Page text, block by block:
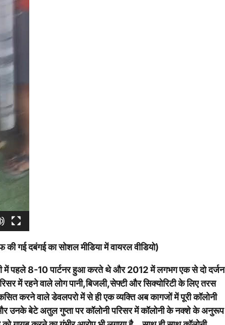
गई दबंगई का सोशल मीडिया में वायरल वीडियो)
में पहले 8-10 पार्टनर हुआ करते थे और 2012 में लगभग एक से दो दर्जन
में रहने वाले लोग पानी,बिजली,सेफ्टी और सिक्योरिटी के लिए तरस
करने वाले डेवलपरो में से ही एक व्यक्ति अब कागजों में पूरी कॉलोनी
और उनके बेटे अतुल गुप्ता पर कॉलोनी परिसर में कॉलोनी के नक्शे के अनुरूप